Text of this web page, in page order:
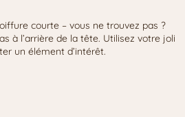
courte – vous ne trouvez pas ?
à l’arrière de la tête. Utilisez votre joli
un élément d’intérêt.